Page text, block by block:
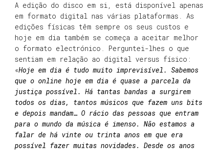
A edição do disco em si, está disponível apenas
em formato digital nas várias plataformas. As
edições físicas têm sempre os seus custos e
hoje em dia também se começa a aceitar melhor
o formato electrónico. Perguntei-lhes o que
sentiam em relação ao digital versus físico:
«Hoje em dia é tudo muito imprevisível. Sabemos
que o online hoje em dia é quase a parcela da
justiça possível. Há tantas bandas a surgirem
todos os dias, tantos músicos que fazem uns bits
e depois mandam… O rácio das pessoas que entram
para o mundo da música é imenso. Não estamos a
falar de há vinte ou trinta anos em que era
possível fazer muitas novidades. Desde os anos